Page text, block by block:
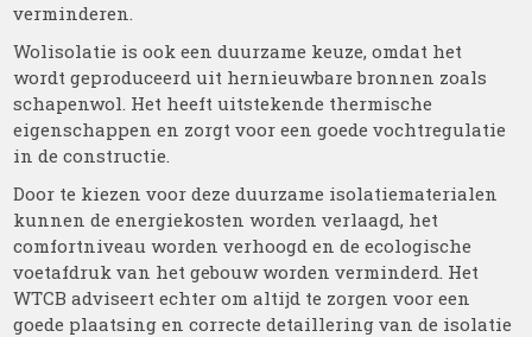
verminderen.
Wolisolatie is ook een duurzame keuze, omdat het
wordt geproduceerd uit hernieuwbare bronnen zoals
schapenwol. Het heeft uitstekende thermische
eigenschappen en zorgt voor een goede vochtregulatie
in de constructie.
Door te kiezen voor deze duurzame isolatiematerialen
kunnen de energiekosten worden verlaagd, het
comfortniveau worden verhoogd en de ecologische
voetafdruk van het gebouw worden verminderd. Het
WTCB adviseert echter om altijd te zorgen voor een
goede plaatsing en correcte detaillering van de isolatie